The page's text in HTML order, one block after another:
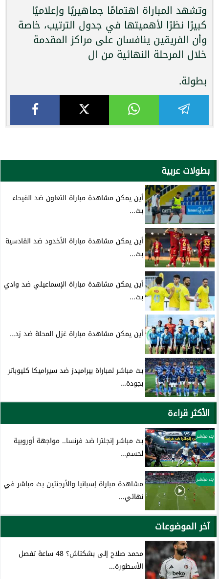
وتشهد المباراة اهتمامًا جماهيريًا وإعلاميًا
كبيرًا نظرًا لأهميتها في جدول الترتيب، خاصة
وأن الفريقين ينافسان على مراكز المقدمة
خلال المرحلة النهائية من ال
بطولة.
بطولات عربية
أين يمكن مشاهدة مباراة التعاون ضد الفيحاء
بث...
أين يمكن مشاهدة مباراة الأخدود ضد القادسية
بث...
أين يمكن مشاهدة مباراة الإسماعيلي ضد وادي
بث...
أين يمكن مشاهدة مباراة غزل المحلة ضد زد...
بث مباشر لمباراة بيراميدز ضد سيراميكا كليوباتر
بجودة...
الأكثر قراءة
بث مباشر
بث مباشر إنجلترا ضد فرنسا.. مواجهة أوروبية
لحسم...
بث مباشر
مشاهدة مباراة إسبانيا والأرجنتين بث مباشر في
نهائي...
آخر الموضوعات
محمد صلاح إلى بشكتاش؟ 48 ساعة تفصل
الأسطورة...